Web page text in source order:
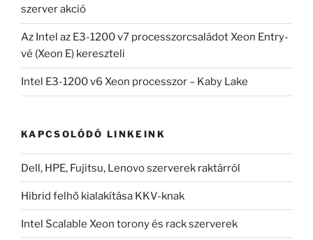
szerver akció
Az Intel az E3-1200 v7 processzorcsaládot Xeon Entry-
vé (Xeon E) kereszteli
Intel E3-1200 v6 Xeon processzor – Kaby Lake
KAPCSOLÓDÓ LINKEINK
Dell, HPE, Fujitsu, Lenovo szerverek raktárról
Hibrid felhő kialakítása KKV-knak
Intel Scalable Xeon torony és rack szerverek